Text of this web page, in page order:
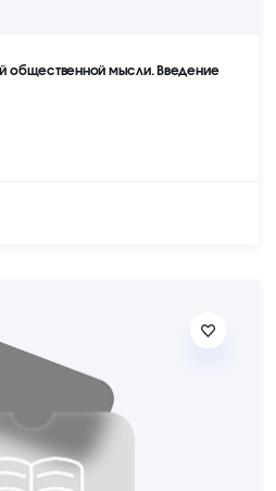
общественной мысли. Введение